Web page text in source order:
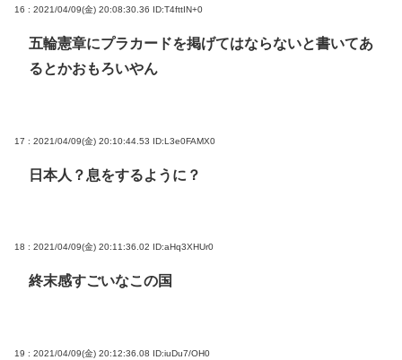
16 : 2021/04/09(金) 20:08:30.36 ID:T4fttIN+0
五輪憲章にプラカードを掲げてはならないと書いてあ
るとかおもろいやん
17 : 2021/04/09(金) 20:10:44.53 ID:L3e0FAMX0
日本人？息をするように？
18 : 2021/04/09(金) 20:11:36.02 ID:aHq3XHUr0
終末感すごいなこの国
19 : 2021/04/09(金) 20:12:36.08 ID:iuDu7/OH0